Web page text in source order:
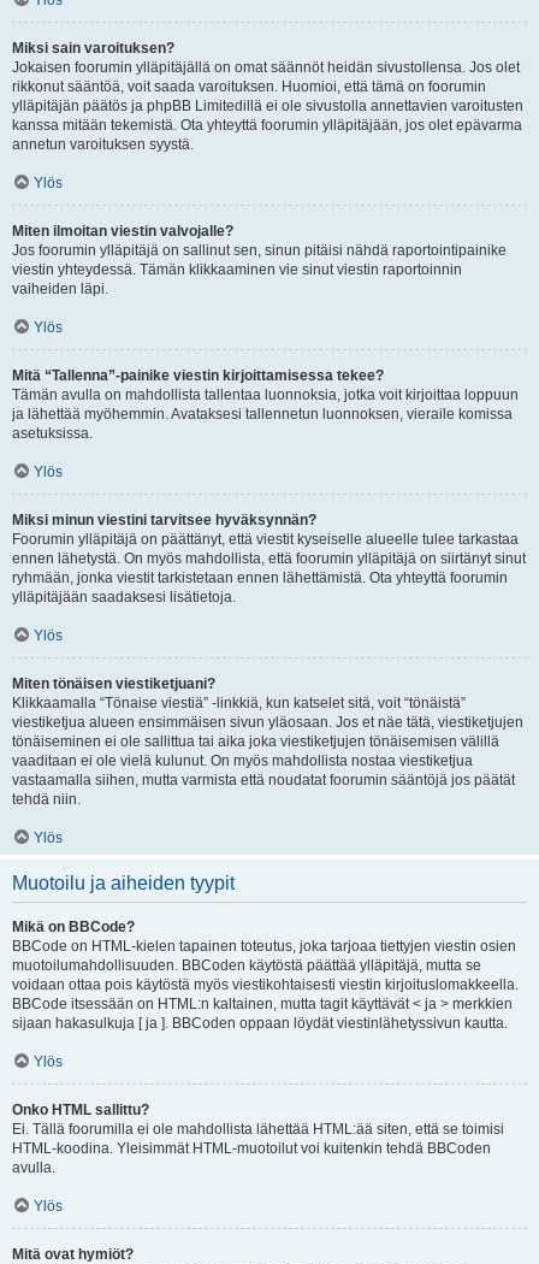
Miksi sain varoituksen?
Jokaisen foorumin ylläpitäjällä on omat säännöt heidän sivustollensa. Jos olet
rikkonut sääntöä, voit saada varoituksen. Huomioi, että tämä on foorumin
ylläpitäjän päätös ja phpBB Limitedillä ei ole sivustolla annettavien varoitusten
kanssa mitään tekemistä. Ota yhteyttä foorumin ylläpitäjään, jos olet epävarma
annetun varoituksen syystä.
Ylös
Miten ilmoitan viestin valvojalle?
Jos foorumin ylläpitäjä on sallinut sen, sinun pitäisi nähdä raportointipainike
viestin yhteydessä. Tämän klikkaaminen vie sinut viestin raportoinnin
vaiheiden läpi.
Ylös
Mitä “Tallenna”-painike viestin kirjoittamisessa tekee?
Tämän avulla on mahdollista tallentaa luonnoksia, jotka voit kirjoittaa loppuun
ja lähettää myöhemmin. Avataksesi tallennetun luonnoksen, vieraile komissa
asetuksissa.
Ylös
Miksi minun viestini tarvitsee hyväksynnän?
Foorumin ylläpitäjä on päättänyt, että viestit kyseiselle alueelle tulee tarkastaa
ennen lähetystä. On myös mahdollista, että foorumin ylläpitäjä on siirtänyt sinut
ryhmään, jonka viestit tarkistetaan ennen lähettämistä. Ota yhteyttä foorumin
ylläpitäjään saadaksesi lisätietoja.
Ylös
Miten tönäisen viestiketjuani?
Klikkaamalla “Tönaise viestiä” -linkkiä, kun katselet sitä, voit “tönäistä”
viestiketjua alueen ensimmäisen sivun yläosaan. Jos et näe tätä, viestiketjujen
tönäiseminen ei ole sallittua tai aika joka viestiketjujen tönäisemisen välillä
vaaditaan ei ole vielä kulunut. On myös mahdollista nostaa viestiketjua
vastaamalla siihen, mutta varmista että noudatat foorumin sääntöjä jos päätät
tehdä niin.
Ylös
Muotoilu ja aiheiden tyypit
Mikä on BBCode?
BBCode on HTML-kielen tapainen toteutus, joka tarjoaa tiettyjen viestin osien
muotoilumahdollisuuden. BBCoden käytöstä päättää ylläpitäjä, mutta se
voidaan ottaa pois käytöstä myös viestikohtaisesti viestin kirjoituslomakkeella.
BBCode itsessään on HTML:n kaltainen, mutta tagit käyttävät < ja > merkkien
sijaan hakasulkuja [ ja ]. BBCoden oppaan löydät viestinlähetyssivun kautta.
Ylös
Onko HTML sallittu?
Ei. Tällä foorumilla ei ole mahdollista lähettää HTML:ää siten, että se toimisi
HTML-koodina. Yleisimmät HTML-muotoilut voi kuitenkin tehdä BBCoden
avulla.
Ylös
Mitä ovat hymiöt?